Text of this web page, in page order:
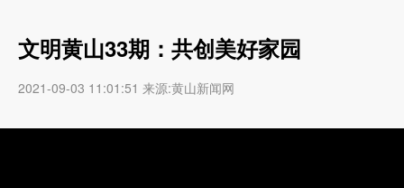
文明黄山33期：共创美好家园
2021-09-03 11:01:51 来源:黄山新闻网